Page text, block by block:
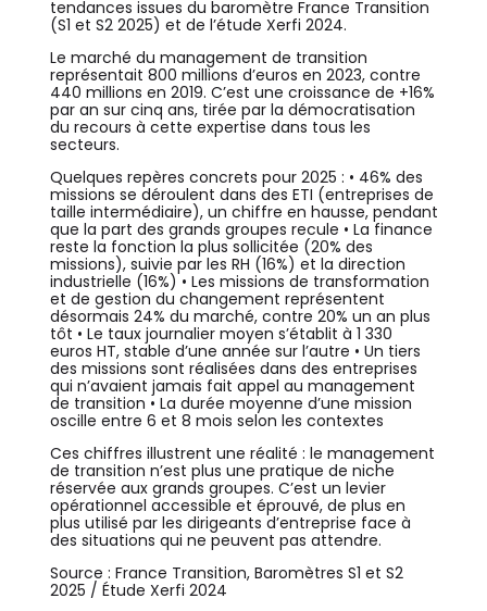
tendances issues du baromètre France Transition
(S1 et S2 2025) et de l’étude Xerfi 2024.
Le marché du management de transition
représentait 800 millions d’euros en 2023, contre
440 millions en 2019. C’est une croissance de +16%
par an sur cinq ans, tirée par la démocratisation
du recours à cette expertise dans tous les
secteurs.
Quelques repères concrets pour 2025 : • 46% des
missions se déroulent dans des ETI (entreprises de
taille intermédiaire), un chiffre en hausse, pendant
que la part des grands groupes recule • La finance
reste la fonction la plus sollicitée (20% des
missions), suivie par les RH (16%) et la direction
industrielle (16%) • Les missions de transformation
et de gestion du changement représentent
désormais 24% du marché, contre 20% un an plus
tôt • Le taux journalier moyen s’établit à 1 330
euros HT, stable d’une année sur l’autre • Un tiers
des missions sont réalisées dans des entreprises
qui n’avaient jamais fait appel au management
de transition • La durée moyenne d’une mission
oscille entre 6 et 8 mois selon les contextes
Ces chiffres illustrent une réalité : le management
de transition n’est plus une pratique de niche
réservée aux grands groupes. C’est un levier
opérationnel accessible et éprouvé, de plus en
plus utilisé par les dirigeants d’entreprise face à
des situations qui ne peuvent pas attendre.
Source : France Transition, Baromètres S1 et S2
2025 / Étude Xerfi 2024